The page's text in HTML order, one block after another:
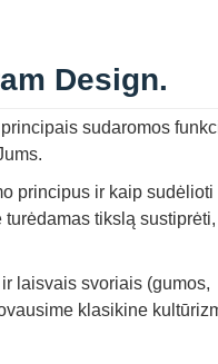
Design.
sudaromos
principus ir kaip sudėlioti
tikslą sustiprėti,
laisvais svoriais (gumos,
klasikine